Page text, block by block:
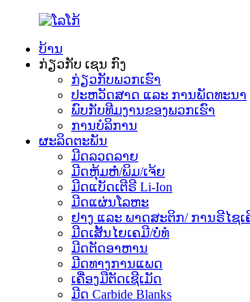
ບ້ານ
ກ່ຽວກັບ ເຊນ ກົງ
ກ່ຽວກັບພວກເຮົາ
ປະຫວັດສາດ ແລະ ການພັດທະນາ
ພົບກັບທີມງານຂອງພວກເຮົາ
ການບໍລິການ
ຜະລິດຕະພັນ
ມີດລວດລາຍ
ມີດຫຸ້ມຫໍ່/ພິມ/ເຈ້ຍ
ມີດແບັດເຕີຣີ Li-Ion
ມີດແຜ່ນໂລຫະ
ຢາງ ແລະ ພາດສະຕິກ/ ການຣີໄຊເ
ມີດເສັ້ນໄຍເຄມີ/ບໍ່ທໍ
ມີດຕັດອາຫານ
ມີດທາງການແພດ
ເຄື່ອງມືຕັດເຊີເມັດ
ມີດ Carbide Blanks